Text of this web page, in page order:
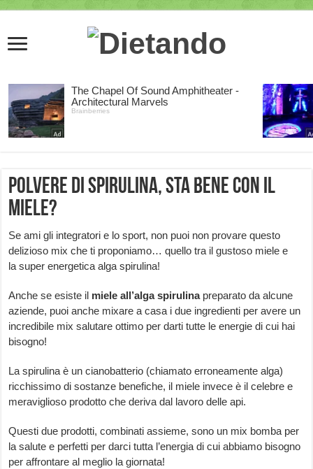
Polvere di spirulina, sta bene con il
miele?
Se ami gli integratori e lo sport, non puoi non provare questo
delizioso mix che ti proponiamo… quello tra il gustoso miele e
la super energetica alga spirulina!
Anche se esiste il miele all’alga spirulinapreparato da alcune
aziende, puoi anche mixare a casa i due ingredienti per avere un
incredibile mix salutare ottimo per darti tutte le energie di cui hai
bisogno!
La spirulina è un cianobatterio (chiamato erroneamente alga)
ricchissimo di sostanze benefiche, il miele invece è il celebre e
meraviglioso prodotto che deriva dal lavoro delle api.
Questi due prodotti, combinati assieme, sono un mix bomba per
la salute e perfetti per darci tutta l’energia di cui abbiamo bisogno
per affrontare al meglio la giornata!